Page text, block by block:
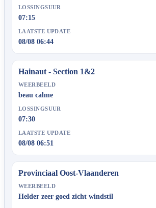
LOSSINGSUUR
07:15
LAATSTE UPDATE
08/08 06:44
Hainaut - Section 1&2
WEERBEELD
beau calme
LOSSINGSUUR
07:30
LAATSTE UPDATE
08/08 06:51
Provinciaal Oost-Vlaanderen
WEERBEELD
Helder zeer goed zicht windstil